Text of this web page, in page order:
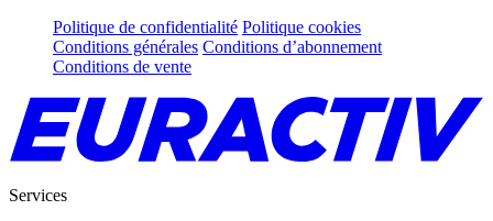
Politique de confidentialité Politique cookies
Conditions générales Conditions d’abonnement
Conditions de vente
Services